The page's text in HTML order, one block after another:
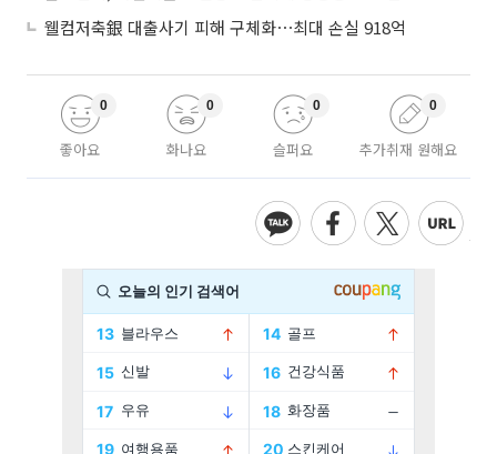
웰컴저축銀 대출사기 피해 구체화⋯최대 손실 918억
좋아요
0
화나요
0
슬퍼요
0
추가취재 원해요
0